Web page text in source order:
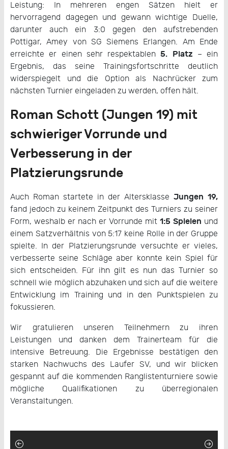
Leistung: In mehreren engen Sätzen hielt er
hervorragend dagegen und gewann wichtige Duelle,
darunter auch ein 3:0 gegen den aufstrebenden
Pottigar, Amey von SG Siemens Erlangen. Am Ende
erreichte er einen sehr respektablen5. Platz – ein
Ergebnis, das seine Trainingsfortschritte deutlich
widerspiegelt und die Option als Nachrücker zum
nächsten Turnier eingeladen zu werden, offen hält.
Roman Schott (Jungen 19) mit
schwieriger Vorrunde und
Verbesserung in der
Platzierungsrunde
Auch Roman startete in der Altersklasse Jungen 19,
fand jedoch zu keinem Zeitpunkt des Turniers zu seiner
Form, weshalb er nach er Vorrunde mit 1:5 Spielen und
einem Satzverhältnis von 5:17 keine Rolle in der Gruppe
spielte. In der Platzierungsrunde versuchte er vieles,
verbesserte seine Schläge aber konnte kein Spiel für
sich entscheiden. Für ihn gilt es nun das Turnier so
schnell wie möglich abzuhaken und sich auf die weitere
Entwicklung im Training und in den Punktspielen zu
fokussieren.
Wir gratulieren unseren Teilnehmern zu ihren
Leistungen und danken dem Trainerteam für die
intensive Betreuung. Die Ergebnisse bestätigen den
starken Nachwuchs des Laufer SV, und wir blicken
gespannt auf die kommenden Ranglistenturniere sowie
mögliche Qualifikationen zu überregionalen
Veranstaltungen.